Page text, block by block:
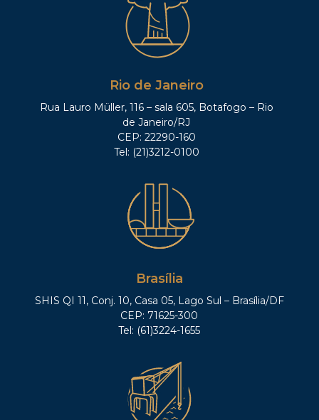
Rio de Janeiro
Rua Lauro Müller, 116 – sala 605, Botafogo – Rio
de Janeiro/RJ
CEP: 22290-160
Tel: (21)3212-0100
Brasília
SHIS QI 11, Conj. 10, Casa 05, Lago Sul – Brasília/DF
CEP: 71625-300
Tel: (61)3224-1655